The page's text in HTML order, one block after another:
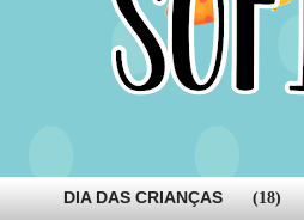
DIA DAS CRIANÇAS (18)